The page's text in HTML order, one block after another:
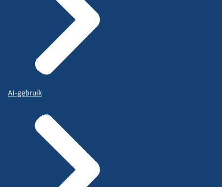
AI-gebruik